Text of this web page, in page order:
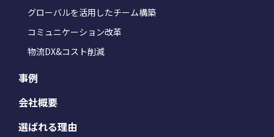
グローバルを活用したチーム構築
コミュニケーション改革
物流DX&コスト削減
事例
会社概要
選ばれる理由